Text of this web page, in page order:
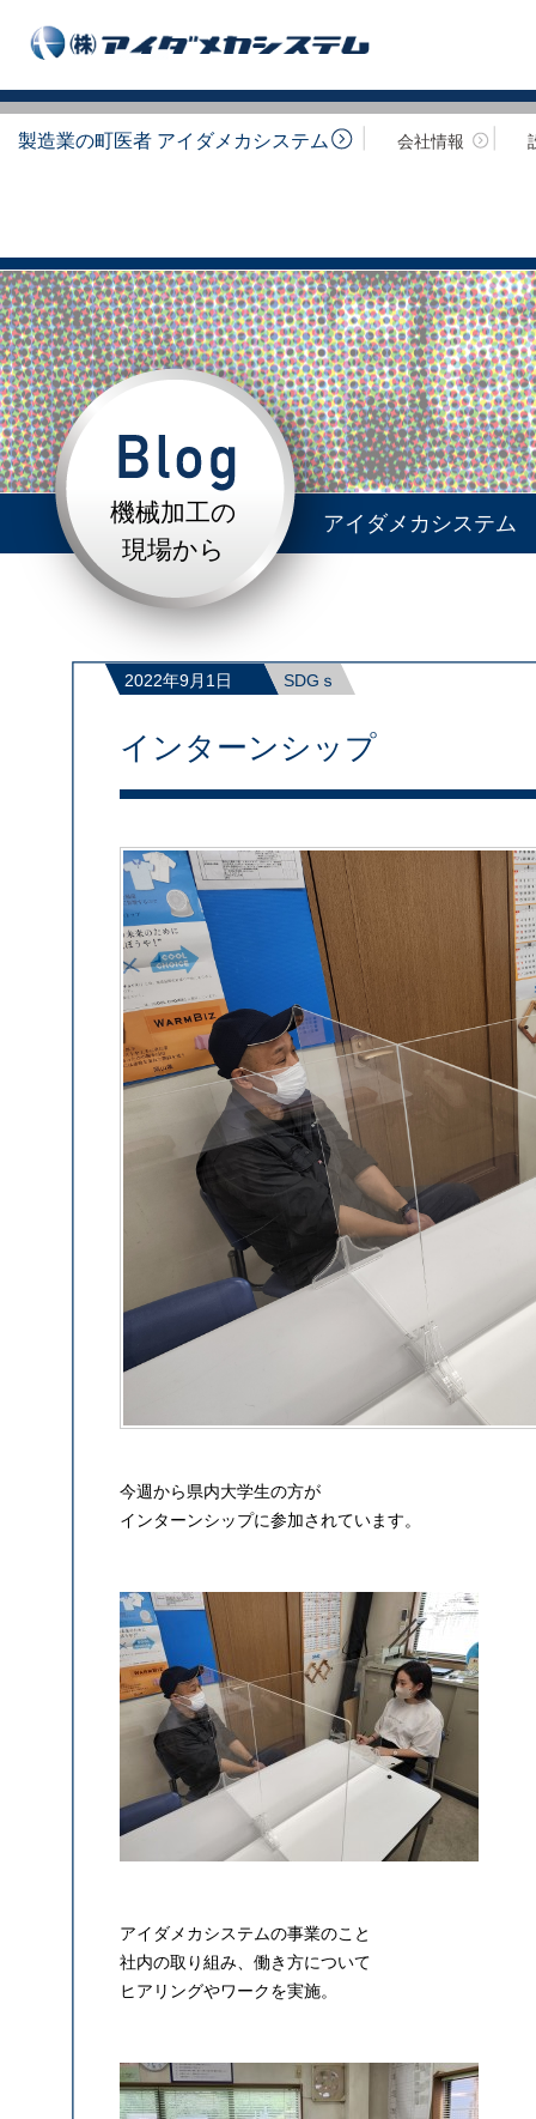
製造業の町医者 アイダメカシステム 会社情報
機械加工の
現場から
アイダメカシステム
2022年9月1日 SDGｓ
インターンシップ
今週から県内大学生の方が
インターンシップに参加されています。
アイダメカシステムの事業のこと
社内の取り組み、働き方について
ヒアリングやワークを実施。